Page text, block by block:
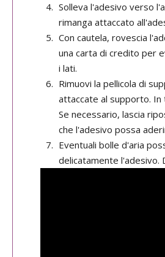
Solleva l'adesivo verso
rimanga attaccato
Con cautela, rovescia
una carta di credito per
i lati.
Rimuovi la pellicola di
attaccate al supporto. In
Se necessario, lascia
che l'adesivo possa
Eventuali bolle d'aria
delicatamente l'adesivo.